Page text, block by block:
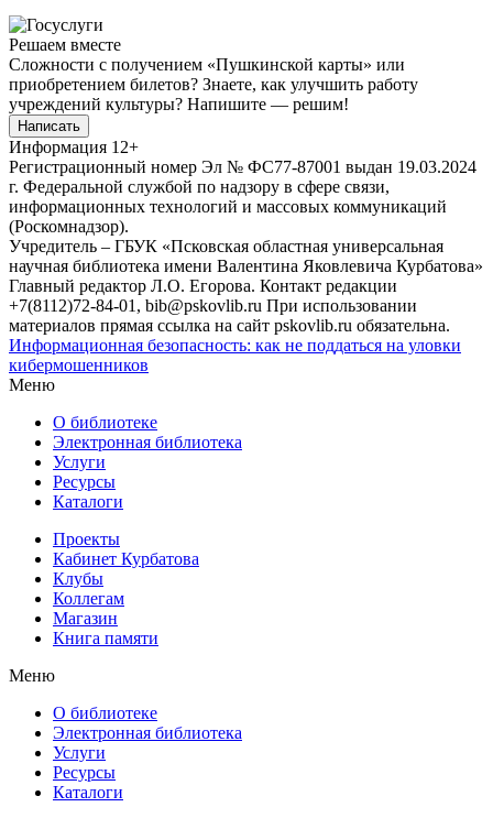
Решаем вместе
Сложности с получением «Пушкинской карты» или
приобретением билетов? Знаете, как улучшить работу
учреждений культуры? Напишите — решим!
Написать
Информация 12+
Регистрационный номер Эл № ФС77-87001 выдан 19.03.2024
г. Федеральной службой по надзору в сфере связи,
информационных технологий и массовых коммуникаций
(Роскомнадзор).
Учредитель – ГБУК «Псковская областная универсальная
научная библиотека имени Валентина Яковлевича Курбатова»
Главный редактор Л.О. Егорова. Контакт редакции
+7(8112)72-84-01, bib@pskovlib.ru При использовании
материалов прямая ссылка на сайт pskovlib.ru обязательна.
Информационная безопасность: как не поддаться на уловки
кибермошенников
Меню
О библиотеке
Электронная библиотека
Услуги
Ресурсы
Каталоги
Проекты
Кабинет Курбатова
Клубы
Коллегам
Магазин
Книга памяти
Меню
О библиотеке
Электронная библиотека
Услуги
Ресурсы
Каталоги